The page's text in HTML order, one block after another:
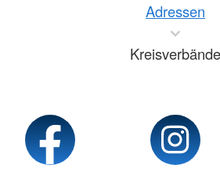
Adressen
Kreisverbände